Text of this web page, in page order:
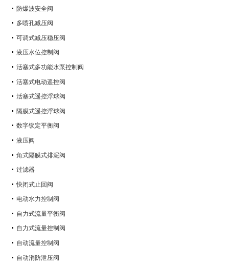
防爆波安全阀
多喷孔减压阀
可调式减压稳压阀
液压水位控制阀
活塞式多功能水泵控制阀
活塞式电动遥控阀
活塞式遥控浮球阀
隔膜式遥控浮球阀
数字锁定平衡阀
液压阀
角式隔膜式排泥阀
过滤器
快闭式止回阀
电动水力控制阀
自力式流量平衡阀
自力式流量控制阀
自动流量控制阀
自动消防泄压阀